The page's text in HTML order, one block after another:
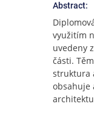
Abstract:
využitím
uvedeny
části.
struktura
obsahuje